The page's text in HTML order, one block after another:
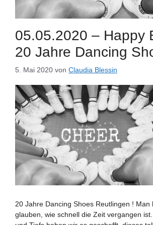
05.05.2020 – Happy
20 Jahre Dancing
5. Mai 2020 von Claudia Blessin
20 Jahre Dancing Shoes Reutlingen ! Man
glauben, wie schnell die Zeit vergangen